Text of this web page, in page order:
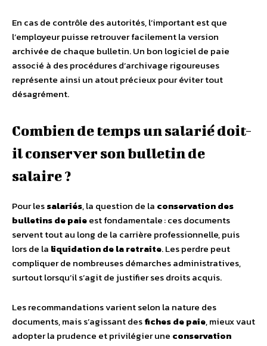
En cas de contrôle des autorités, l’important est que
l’employeur puisse retrouver facilement la version
archivée de chaque bulletin. Un bon logiciel de paie
associé à des procédures d’archivage rigoureuses
représente ainsi un atout précieux pour éviter tout
désagrément.
Combien de temps un salarié doit-
il conserver son bulletin de
salaire ?
Pour lessalariés, la question de la conservation des
bulletins de paieest fondamentale : ces documents
servent tout au long de la carrière professionnelle, puis
lors de la liquidation de la retraite. Les perdre peut
compliquer de nombreuses démarches administratives,
surtout lorsqu’il s’agit de justifier ses droits acquis.
Les recommandations varient selon la nature des
documents, mais s’agissant desfiches de paie, mieux vaut
adopter la prudence et privilégier une conservation